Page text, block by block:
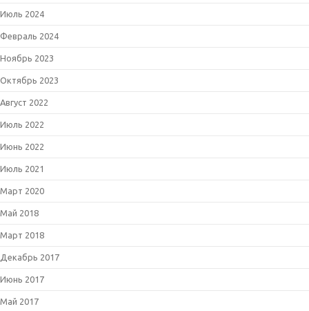
Июль 2024
Февраль 2024
Ноябрь 2023
Октябрь 2023
Август 2022
Июль 2022
Июнь 2022
Июль 2021
Март 2020
Май 2018
Март 2018
Декабрь 2017
Июнь 2017
Май 2017